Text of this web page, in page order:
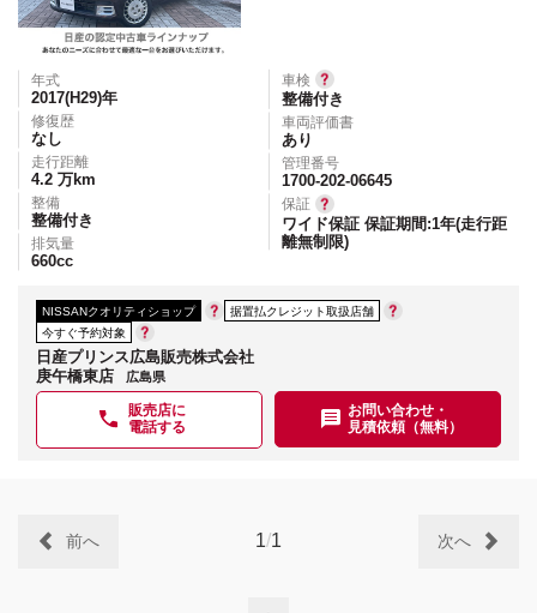
年式
2017(H29)年
修復歴
なし
走行距離
4.2 万km
整備
整備付き
排気量
660cc
車検
整備付き
車両評価書
あり
管理番号
1700-202-06645
保証
ワイド保証 保証期間:1年(走行距
離無制限)
NISSANクオリティショップ
据置払クレジット取扱店舗
今すぐ予約対象
日産プリンス広島販売株式会社
庚午橋東店
広島県
販売店に
電話する
お問い合わせ・
見積依頼（無料）
1/1
前へ 次へ